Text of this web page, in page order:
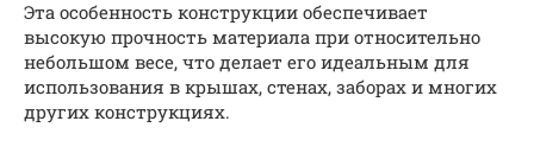
Эта особенность конструкции обеспечивает
высокую прочность материала при относительно
небольшом весе, что делает его идеальным для
использования в крышах, стенах, заборах и многих
других конструкциях.